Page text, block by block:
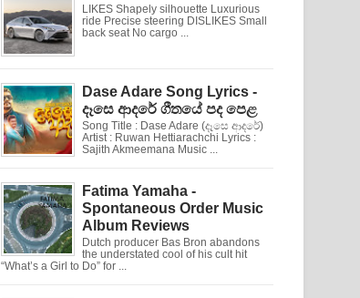
LIKES Shapely silhouette Luxurious
ride Precise steering DISLIKES Small
back seat No cargo ...
Dase Adare Song Lyrics -
දෑසෙ ආදරේ ගීතයේ පද පෙළ
Song Title : Dase Adare (දෑසෙ ආදරේ)
Artist : Ruwan Hettiarachchi Lyrics :
Sajith Akmeemana Music ...
Fatima Yamaha -
Spontaneous Order Music
Album Reviews
Dutch producer Bas Bron abandons
the understated cool of his cult hit
“What’s a Girl to Do” for ...